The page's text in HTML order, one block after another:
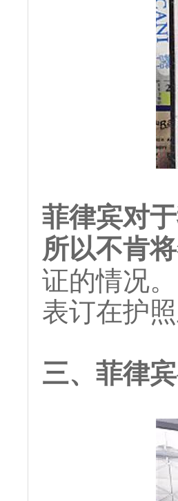
菲律宾对
所以不肯
证的情况
表订在护
三、菲律